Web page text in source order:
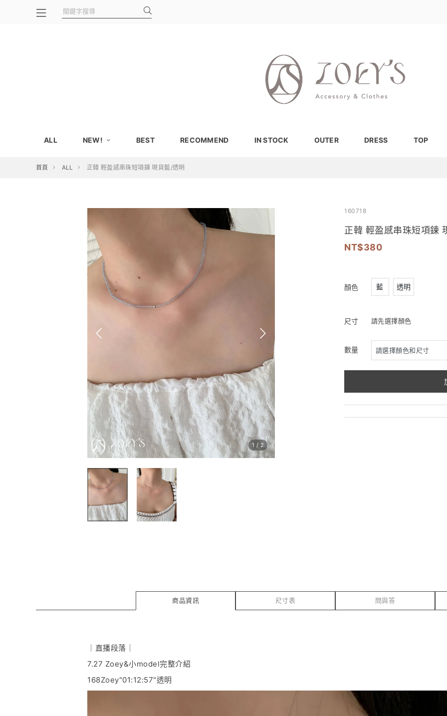
ALL NEW! BEST RECOMMEND IN STOCK OUTER DRESS TOP
首頁 ALL 正韓 輕盈感串珠短項鍊 現貨藍/透明
1 / 2
160718
正韓 輕盈感串珠短項鍊
380
顏色 藍 透明
尺寸 請先選擇顏色
數量
商品資訊 尺寸表 問與答
｜直播段落｜
7.27 Zoey&小model完整介紹
168Zoey"01:12:57"透明